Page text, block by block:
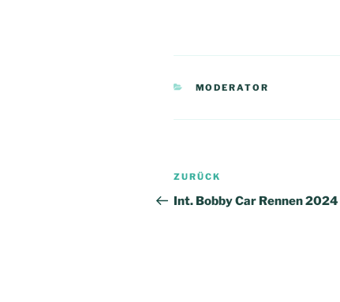
KATEGORIEN
MODERATOR
Beitragsnavigation
Vorheriger
Beitrag
ZURÜCK
Int. Bobby Car Rennen 2024